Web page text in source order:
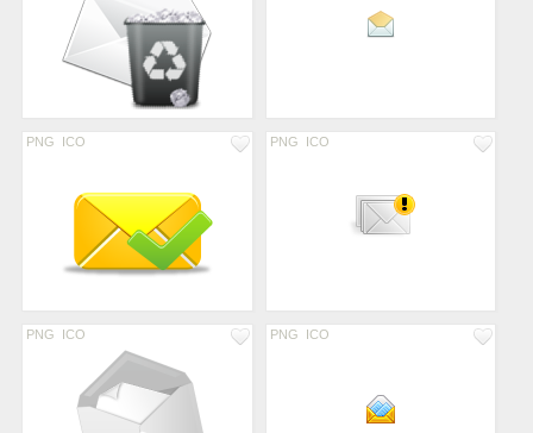
PNG ICO PNG ICO
PNG ICO PNG ICO